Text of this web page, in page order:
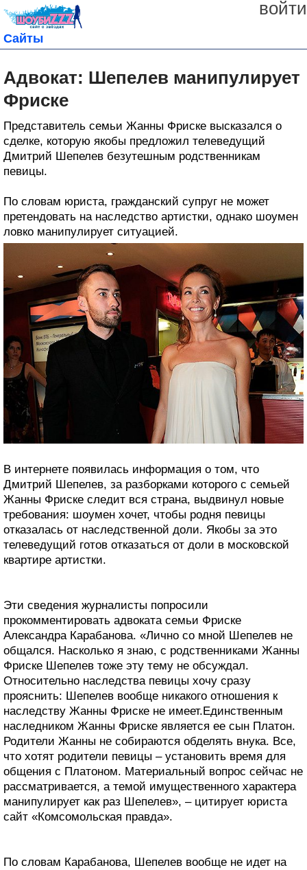
войти
Сайты
Адвокат: Шепелев манипулирует
Фриске
Представитель семьи Жанны Фриске высказался о
сделке, которую якобы предложил телеведущий
Дмитрий Шепелев безутешным родственникам
певицы.
По словам юриста, гражданский супруг не может
претендовать на наследство артистки, однако шоумен
ловко манипулирует ситуацией.
В интернете появилась информация о том, что
Дмитрий Шепелев, за разборками которого с семьей
Жанны Фриске следит вся страна, выдвинул новые
требования: шоумен хочет, чтобы родня певицы
отказалась от наследственной доли. Якобы за это
телеведущий готов отказаться от доли в московской
квартире артистки.
Эти сведения журналисты попросили
прокомментировать адвоката семьи Фриске
Александра Карабанова. «Лично со мной Шепелев не
общался. Насколько я знаю, с родственниками Жанны
Фриске Шепелев тоже эту тему не обсуждал.
Относительно наследства певицы хочу сразу
прояснить: Шепелев вообще никакого отношения к
наследству Жанны Фриске не имеет.Единственным
наследником Жанны Фриске является ее сын Платон.
Родители Жанны не собираются обделять внука. Все,
что хотят родители певицы – установить время для
общения с Платоном. Материальный вопрос сейчас не
рассматривается, а темой имущественного характера
манипулирует как раз Шепелев», – цитирует юриста
сайт «Комсомольская правда».
По словам Карабанова, Шепелев вообще не идет на